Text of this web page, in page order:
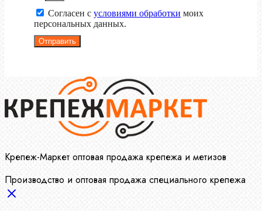
Согласен с условиями обработки моих
персональных данных.
Отправить
Крепеж-Маркет оптовая продажа крепежа и метизов
Производство и оптовая продажа специального крепежа